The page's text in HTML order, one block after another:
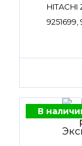
HITACHI
9251699,
В